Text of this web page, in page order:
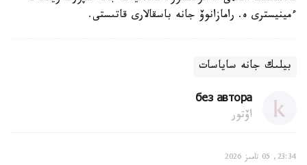
ءمينيسترى ە. رامازانوۆ جانە باسقالارى قاتىستى.
بيلىك جانە ساياسات
без автора
اۆتور
23:34, 05 تامىز 2026